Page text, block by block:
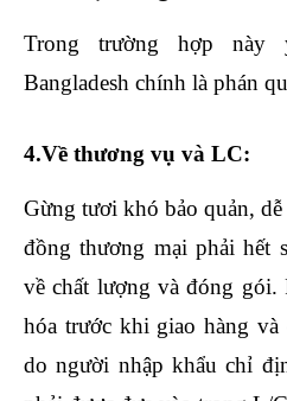
Trong trường hợp
Bangladesh chính là phán
4.Về thương vụ và LC:
Gừng tươi khó bảo quản,
đồng thương mại phải hết
về chất lượng và đóng gói.
hóa trước khi giao hàng
do người nhập khẩu chỉ